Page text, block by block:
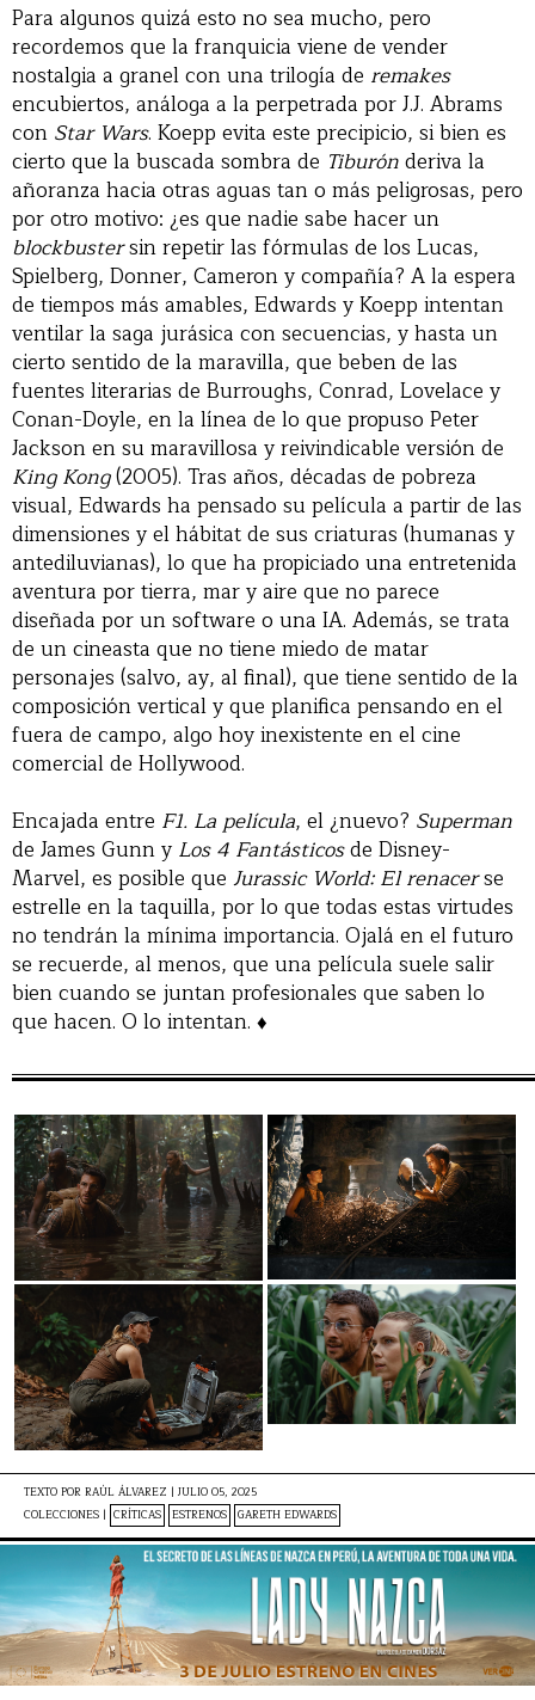
Para algunos quizá esto no sea mucho, pero
recordemos que la franquicia viene de vender
nostalgia a granel con una trilogía de remakes
encubiertos, análoga a la perpetrada por J.J. Abrams
con Star Wars. Koepp evita este precipicio, si bien es
cierto que la buscada sombra de Tiburónderiva la
añoranza hacia otras aguas tan o más peligrosas, pero
por otro motivo: ¿es que nadie sabe hacer un
blockbustersin repetir las fórmulas de los Lucas,
Spielberg, Donner, Cameron y compañía? A la espera
de tiempos más amables, Edwards y Koepp intentan
ventilar la saga jurásica con secuencias, y hasta un
cierto sentido de la maravilla, que beben de las
fuentes literarias de Burroughs, Conrad, Lovelace y
Conan-Doyle, en la línea de lo que propuso Peter
Jackson en su maravillosa y reivindicable versión de
King Kong(2005). Tras años, décadas de pobreza
visual, Edwards ha pensado su película a partir de las
dimensiones y el hábitat de sus criaturas (humanas y
antediluvianas), lo que ha propiciado una entretenida
aventura por tierra, mar y aire que no parece
diseñada por un software o una IA. Además, se trata
de un cineasta que no tiene miedo de matar
personajes (salvo, ay, al final), que tiene sentido de la
composición vertical y que planifica pensando en el
fuera de campo, algo hoy inexistente en el cine
comercial de Hollywood.
Encajada entre F1. La película, el ¿nuevo? Superman
de James Gunn y Los 4 Fantásticosde Disney-
Marvel, es posible que Jurassic World: El renacerse
estrelle en la taquilla, por lo que todas estas virtudes
no tendrán la mínima importancia. Ojalá en el futuro
se recuerde, al menos, que una película suele salir
bien cuando se juntan profesionales que saben lo
que hacen. O lo intentan. ♦
TEXTO POR RAÚL ÁLVAREZ | JULIO 05, 2025
COLECCIONES | CRÍTICAS ESTRENOS GARETH EDWARDS